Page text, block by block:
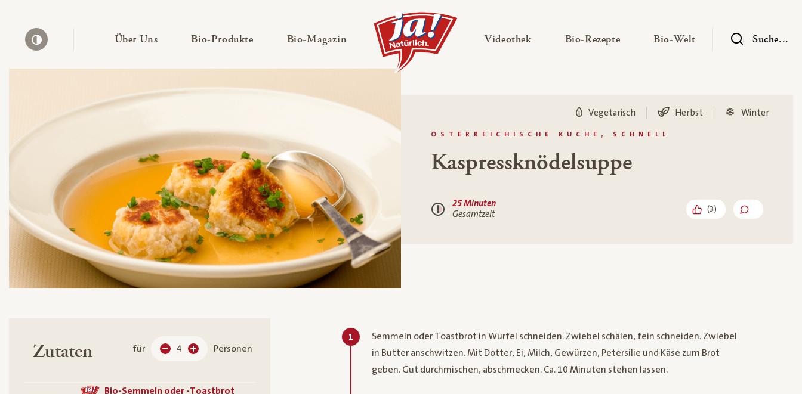
Über Uns— Untermenü ausklappen
Bio-Produkte— Untermenü ausklappen
Bio-Magazin — Untermenü ausklappen Videothek— Untermenü ausklappen
Bio-Rezepte— Untermenü ausklappen
Bio-Welt — UntermenüSuche...
ÖSTERREICHISCHE KÜCHE, SCHNELL
Vegetarisch Herbst Winter
Kaspressknödelsuppe
25 Minuten
Gesamtzeit
(3)
Zutaten für 4 Personen
Bio-Semmeln oder -Toastbrot
1
Semmeln oder Toastbrot in Würfel schneiden. Zwiebel schälen, fein schneiden. Zwiebel
in Butter anschwitzen. Mit Dotter, Ei, Milch, Gewürzen, Petersilie und Käse zum Brot
geben. Gut durchmischen, abschmecken. Ca. 10 Minuten stehen lassen.